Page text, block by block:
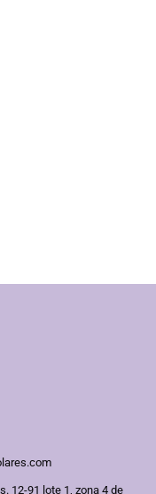
12-91 lote 1, zona 4 de